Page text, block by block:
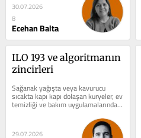
30.07.2026
8
Ecehan Balta
ILO 193 ve algoritmanın
zincirleri
Sağanak yağışta veya kavurucu
sıcakta kapı kapı dolaşan kuryeler, ev
temizliği ve bakım uygulamalarında
çalışan kadınlar, ekran...
29.07.2026